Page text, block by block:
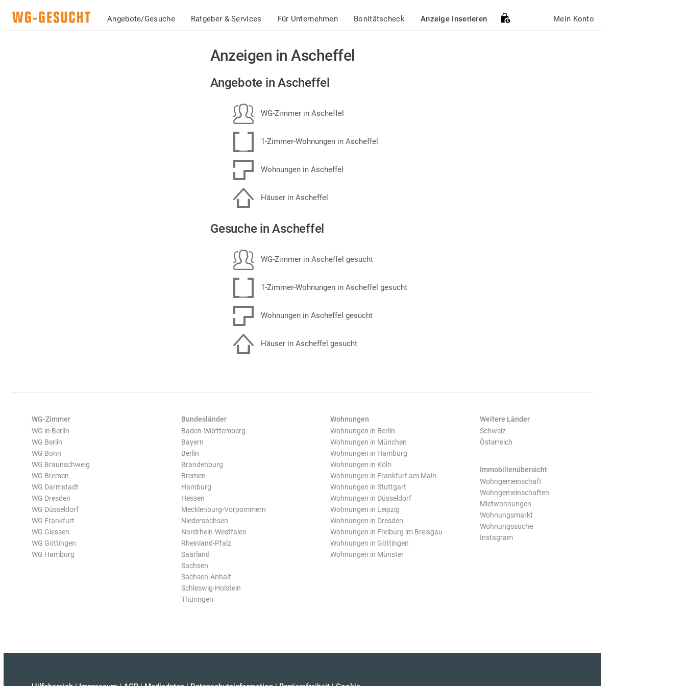
Angebote/Gesuche Ratgeber & Services Für Unternehmen Bonitätscheck Anzeige inserieren Mein Konto
Anzeigen in Ascheffel
Angebote in Ascheffel
WG-Zimmer in Ascheffel
1-Zimmer-Wohnungen in Ascheffel
Wohnungen in Ascheffel
Häuser in Ascheffel
Gesuche in Ascheffel
WG-Zimmer in Ascheffel gesucht
1-Zimmer-Wohnungen in Ascheffel gesucht
Wohnungen in Ascheffel gesucht
Häuser in Ascheffel gesucht
WG-Zimmer
WG in Berlin
WG Berlin
WG Bonn
WG Braunschweig
WG Bremen
WG Darmstadt
WG Dresden
WG Düsseldorf
WG Frankfurt
WG Giessen
WG Göttingen
WG Hamburg
Bundesländer
Baden-Württemberg
Bayern
Berlin
Brandenburg
Bremen
Hamburg
Hessen
Mecklenburg-Vorpommern
Niedersachsen
Nordrhein-Westfalen
Rheinland-Pfalz
Saarland
Sachsen
Sachsen-Anhalt
Schleswig-Holstein
Thüringen
Wohnungen
Wohnungen in Berlin
Wohnungen in München
Wohnungen in Hamburg
Wohnungen in Köln
Wohnungen in Frankfurt am Main
Wohnungen in Stuttgart
Wohnungen in Düsseldorf
Wohnungen in Leipzig
Wohnungen in Dresden
Wohnungen in Freiburg im Breisgau
Wohnungen in Göttingen
Wohnungen in Münster
Weitere Länder
Schweiz
Österreich
Immobilienübersicht
Wohngemeinschaft
Wohngemeinschaften
Mietwohnungen
Wohnungsmarkt
Wohnungssuche
Instagram